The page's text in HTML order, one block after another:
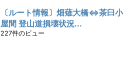
〔ルート情報〕畑薙大橋⇔茶臼小
屋間 登山道損壊状況...
227件のビュー